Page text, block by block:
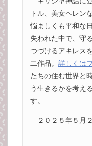
トル、美女ヘレン
悩ましくも平和な
失われた中で、守
つづけるアキレス
二作品。 詳しくは
たちの住む世界と
う生きるかを考え
す。
２０２５年５月